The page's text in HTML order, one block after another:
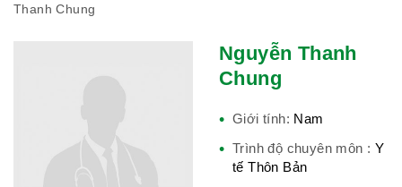
Thanh Chung
Nguyễn Thanh
Chung
Giới tính: Nam
Trình độ chuyên môn : Y
tế Thôn Bản
Hiệp hội bệnh viện tư nhân Việt